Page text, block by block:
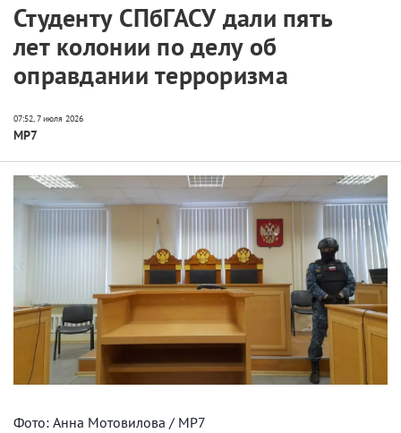
Студенту СПбГАСУ дали пять
лет колонии по делу об
оправдании терроризма
МР7
Фото: Анна Мотовилова / МР7